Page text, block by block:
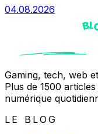
04.08.2026
Gaming, tech, web
Plus de 1500
numérique
LE BLOG